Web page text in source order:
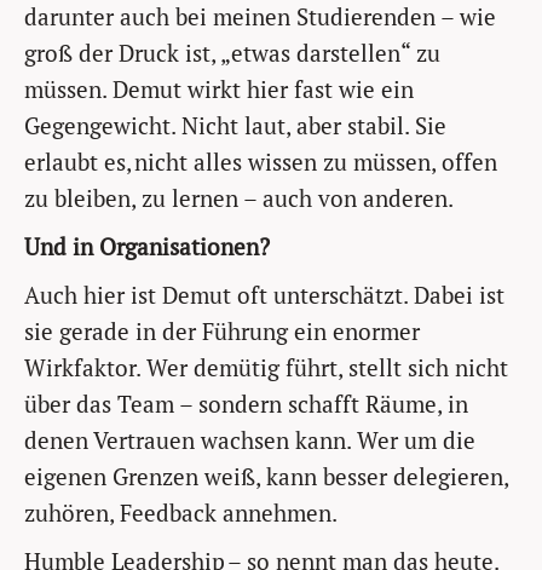
darunter auch bei meinen Studierenden – wie
groß der Druck ist, „etwas darstellen“ zu
müssen. Demut wirkt hier fast wie ein
Gegengewicht. Nicht laut, aber stabil. Sie
erlaubt es, nicht alles wissen zu müssen, offen
zu bleiben, zu lernen – auch von anderen.
Und in Organisationen?
Auch hier ist Demut oft unterschätzt. Dabei ist
sie gerade in der Führung ein enormer
Wirkfaktor. Wer demütig führt, stellt sich nicht
über das Team – sondern schafft Räume, in
denen Vertrauen wachsen kann. Wer um die
eigenen Grenzen weiß, kann besser delegieren,
zuhören, Feedback annehmen.
Humble Leadership – so nennt man das heute.